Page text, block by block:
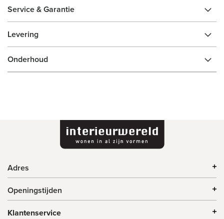
Service & Garantie
Levering
Onderhoud
Adres
Openingstijden
Klantenservice